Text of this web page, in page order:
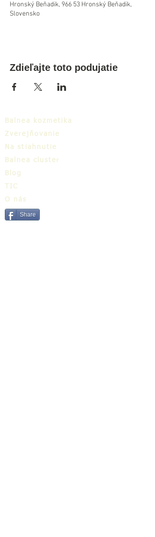
Hronský Beňadik, 966 53 Hronský Beňadik,
Slovensko
Zdieľajte toto podujatie
Balnea kozmetika
Zverejňovanie
Na stiahnutie
Balnea cluster
Blog
TIC
O nás
Share